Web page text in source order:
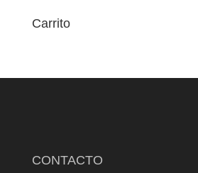
Carrito
CONTACTO